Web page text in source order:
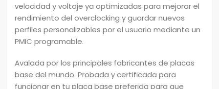
velocidad y voltaje ya optimizadas para mejorar el
rendimiento del overclocking y guardar nuevos
perfiles personalizables por el usuario mediante un
PMIC programable.
Avalada por los principales fabricantes de placas
base del mundo. Probada y certificada para
funcionar en tu placa base preferida para que